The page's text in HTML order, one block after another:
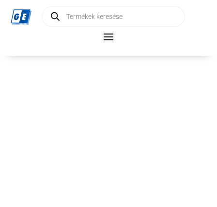
search